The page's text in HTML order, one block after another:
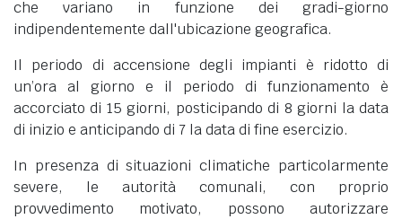
che variano in funzione dei gradi-giorno
indipendentemente dall'ubicazione geografica.
Il periodo di accensione degli impianti è ridotto di
un’ora al giorno e il periodo di funzionamento è
accorciato di 15 giorni, posticipando di 8 giorni la data
di inizio e anticipando di 7 la data di fine esercizio.
In presenza di situazioni climatiche particolarmente
severe, le autorità comunali, con proprio
provvedimento motivato, possono autorizzare